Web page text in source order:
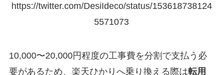
https://twitter.com/DesiIdeco/status/153618738124
5571073
10,000〜20,000円程度の工事費を分割で支払う必
要があるため、楽天ひかりへ乗り換える際は転用